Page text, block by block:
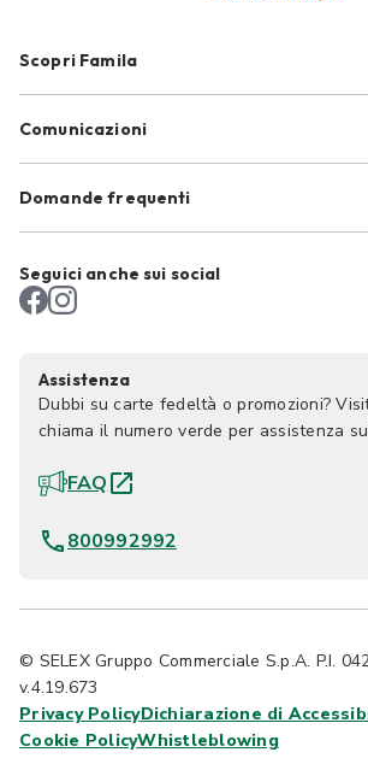
Scopri Famila
Comunicazioni
Domande frequenti
Seguici anche sui social
Assistenza
Dubbi su carte fedeltà o promozioni?
chiama il numero verde per assistenza
FAQ
800992992
© SELEX Gruppo Commerciale S.p.A. P.I.
v.4.19.673
Privacy PolicyDichiarazione di
Cookie PolicyWhistleblowing